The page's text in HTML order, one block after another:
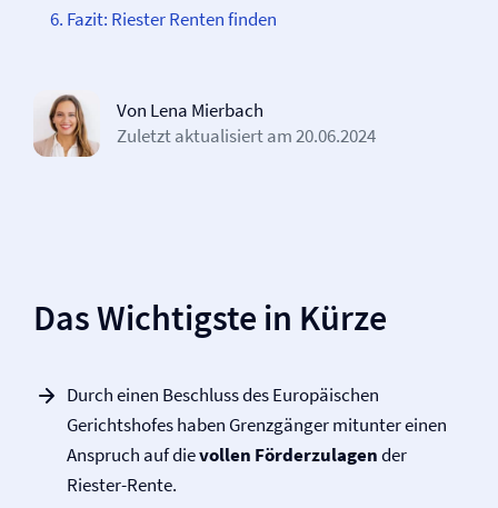
Fazit: Riester Renten finden
Von Lena Mierbach
Zuletzt aktualisiert am20.06.2024
Das Wichtigste in Kürze
Durch einen Beschluss des Europäischen
Gerichtshofes haben Grenzgänger mitunter einen
Anspruch auf dievollen Förderzulagender
Riester-Rente.